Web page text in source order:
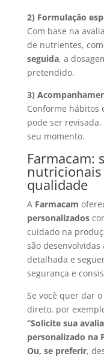
2) Formulação
Com base na
de nutrientes,
seguida, a
pretendido.
3)
Conforme hábitos
pode ser revisada.
seu momento.
Farmacam:
nutricionais
qualidade
A Farmacam
personalizados
cuidado na
são
detalhada e
segurança e
Se você quer dar
direto, por
“Solicite sua
personalizado na
Ou, se preferir,